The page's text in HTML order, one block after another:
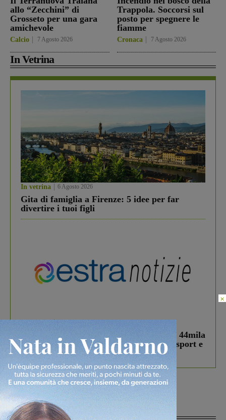
allo “Zecchini” di
Grosseto per una gara
amichevole
Calcio 7 Agosto 2026
Trappola. Soccorsi sul
posto per spegnere le
fiamme
Cronaca 7 Agosto 2026
In Vetrina
In vetrina 6 Agosto 2026
Gita di famiglia a Firenze: 5 idee per far
divertire i tuoi figli
Estra Notizie agosto: Smart Cities, oltre 44mila
studenti coinvolti, torna il bando per lo sport e
debutta il podcast Estrair
Più lette
×